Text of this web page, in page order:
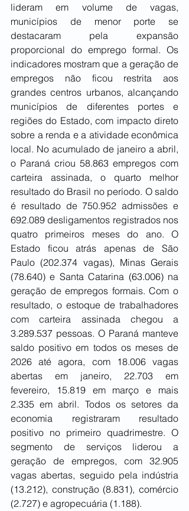
lideram em volume de vagas,
municípios de menor porte se
destacaram pela expansão
proporcional do emprego formal. Os
indicadores mostram que a geração de
empregos não ficou restrita aos
grandes centros urbanos, alcançando
municípios de diferentes portes e
regiões do Estado, com impacto direto
sobre a renda e a atividade econômica
local. No acumulado de janeiro a abril,
o Paraná criou 58.863 empregos com
carteira assinada, o quarto melhor
resultado do Brasil no período. O saldo
é resultado de 750.952 admissões e
692.089 desligamentos registrados nos
quatro primeiros meses do ano. O
Estado ficou atrás apenas de São
Paulo (202.374 vagas), Minas Gerais
(78.640) e Santa Catarina (63.006) na
geração de empregos formais. Com o
resultado, o estoque de trabalhadores
com carteira assinada chegou a
3.289.537 pessoas. O Paraná manteve
saldo positivo em todos os meses de
2026 até agora, com 18.006 vagas
abertas em janeiro, 22.703 em
fevereiro, 15.819 em março e mais
2.335 em abril. Todos os setores da
economia registraram resultado
positivo no primeiro quadrimestre. O
segmento de serviços liderou a
geração de empregos, com 32.905
vagas abertas, seguido pela indústria
(13.212), construção (8.831), comércio
(2.727) e agropecuária (1.188).